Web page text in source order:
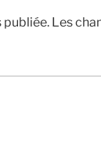
publiée. Les